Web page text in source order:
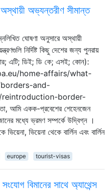
অস্থায়ী অভ্যন্তরীণ সীমান্ত
ঘোষণা অনুসারে অস্থায়ী
নির্দিষ্ট কিছু দেশের জন্য পুনরায়
এটি; ডিই; ডি কে; এসই; কোন):
home-affairs/what-
and-
reintroduction-border-
একক-প্রবেশের শেহেনজেন
মধ্যে ভ্রমণ সম্পর্কে উদ্বিগ্ন ।
ভিয়েনা থেকে বার্লিন এবং বার্লিন
europe tourist-visas
বিমানের সাথে অ্যাথেন্স